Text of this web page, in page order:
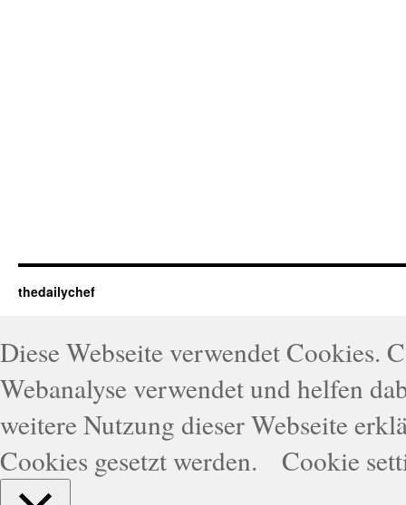
thedailychef
Diese Webseite verwendet Cookies.
Webanalyse verwendet und helfen
weitere Nutzung dieser Webseite
Cookies gesetzt werden.
Cookie